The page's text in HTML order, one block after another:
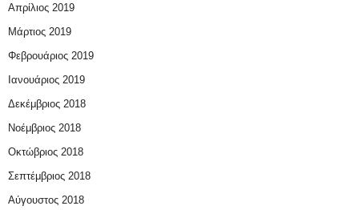
Απρίλιος 2019
Μάρτιος 2019
Φεβρουάριος 2019
Ιανουάριος 2019
Δεκέμβριος 2018
Νοέμβριος 2018
Οκτώβριος 2018
Σεπτέμβριος 2018
Αύγουστος 2018